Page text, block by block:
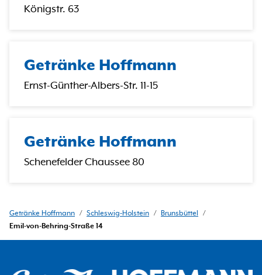
Königstr. 63
Getränke Hoffmann
Ernst-Günther-Albers-Str. 11-15
Getränke Hoffmann
Schenefelder Chaussee 80
Getränke Hoffmann / Schleswig-Holstein / Brunsbüttel
/
Emil-von-Behring-Straße 14